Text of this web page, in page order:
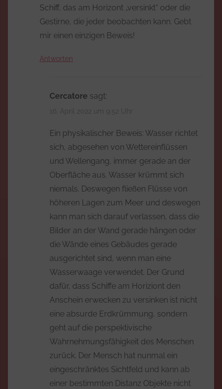
Schiff, das am Horizont „versinkt“ oder die
Gestirne, die jeder beobachten kann. Gebt
mir einen einzigen Beweis!
Antworten
Cercatore sagt:
16. April 2022 um 9:52 Uhr
Ein physikalischer Beweis: Wasser richtet
sich, abgesehen von Wettereinflüssen
und Wellengang, immer gerade an der
Oberfläche aus. Wasser krümmt sich
niemals. Deswegen fließen Flüsse von
höheren Lagen zum Meer und deswegen
kann man sich darauf verlassen, dass die
Bilder an der Wand gerade hängen oder
die Wände eines Gebäudes gerade
ausgerichtet sind, wenn man eine
Wasserwaage verwendet. Der Grund
dafür, dass Schiffe am Horiziont den
Anschein erwecken zu versinken ist nicht
eine absurde Erdkrümmung, sondern
geht auf die perspektivische
Wahrnehmungsfähigkeit des Menschen
zurück. Der Mensch hat nunmal ein
eingeschränktes Sichtfeld und kann ab
einer bestimmten Distanz Objekte nicht